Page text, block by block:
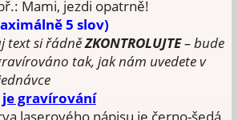
Mami, jezdi opatrně!
5 slov)
text si řádněZKONTROLUJTE– bude
tak, jak nám uvedete v
je gravírování
laserového nápisu je černo-šedá